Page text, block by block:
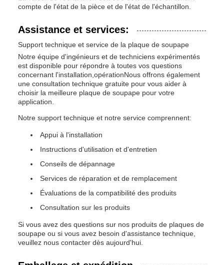
compte de l'état de la pièce et de l'état de l'échantillon.
Assistance et services:
Support technique et service de la plaque de soupape
Notre équipe d'ingénieurs et de techniciens expérimentés
est disponible pour répondre à toutes vos questions
concernant l'installation,opérationNous offrons également
une consultation technique gratuite pour vous aider à
choisir la meilleure plaque de soupape pour votre
application.
Notre support technique et notre service comprennent:
Appui à l'installation
Instructions d'utilisation et d'entretien
Conseils de dépannage
Services de réparation et de remplacement
Évaluations de la compatibilité des produits
Consultation sur les produits
Si vous avez des questions sur nos produits de plaques de
soupape ou si vous avez besoin d'assistance technique,
veuillez nous contacter dès aujourd'hui.